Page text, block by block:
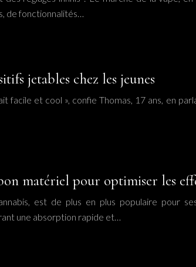
de fonctionnalités…
jetables chez les jeunes
facile et cool », confie Thomas, 17 ans, en
matériel pour optimiser les
est de plus en plus populaire pour
une absorption rapide et…